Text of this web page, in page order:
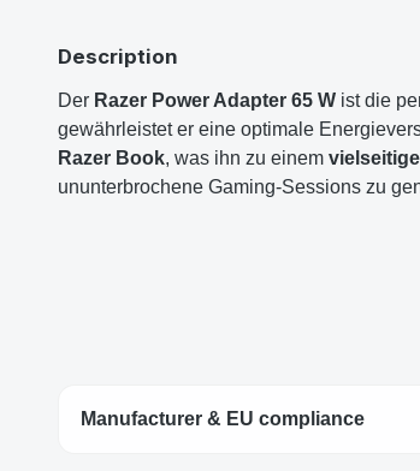
Description
Der Razer Power Adapter 65 W ist die
gewährleistet er eine optimale
Razer Book, was ihn zu einem
ununterbrochene Gaming-Sessions zu
Manufacturer & EU compliance